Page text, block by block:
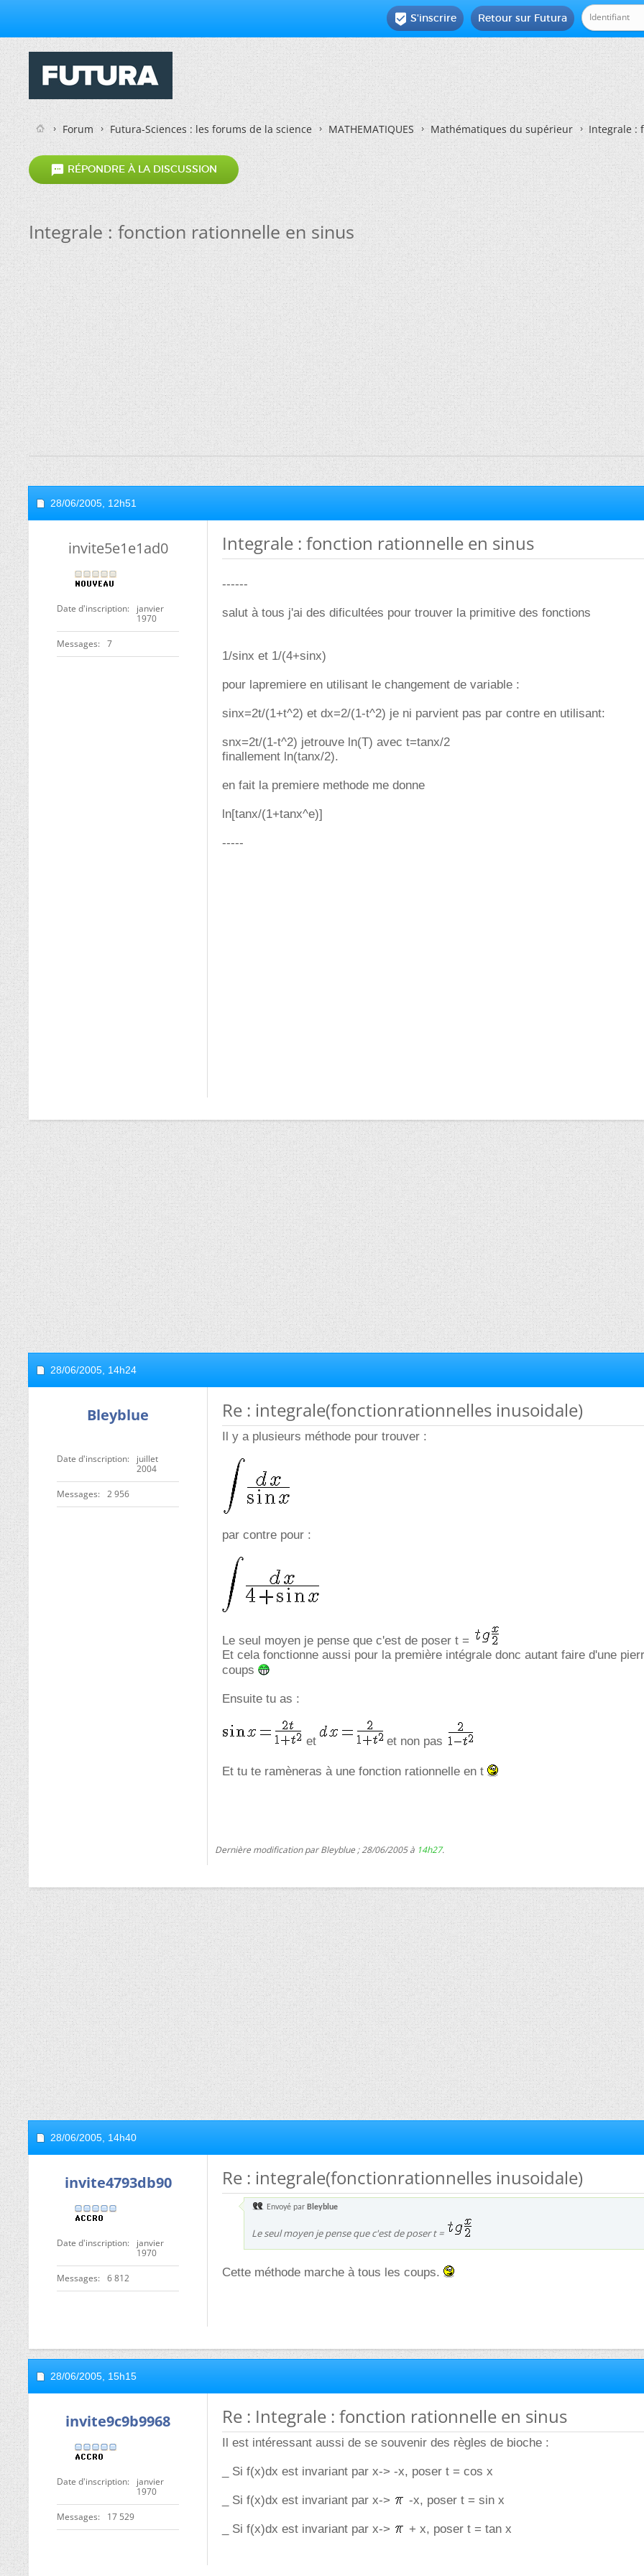
Retour sur Futura
 S'inscrire
Forum Futura-Sciences : les forums de la science MATHEMATIQUES Mathématiques du supérieur Integrale :
 RÉPONDRE À LA DISCUSSION
Integrale : fonction rationnelle en sinus
28/06/2005, 12h51
invite5e1e1ad0
Date d'inscription
janvier
1970
Messages 7
Integrale : fonction rationnelle en sinus
------
salut à tous j'ai des dificultées pour trouver la primitive des fonctions
1/sinx et 1/(4+sinx)
pour lapremiere en utilisant le changement de variable :
sinx=2t/(1+t^2) et dx=2/(1-t^2) je ni parvient pas par contre en utilisant:
snx=2t/(1-t^2) jetrouve ln(T) avec t=tanx/2
finallement ln(tanx/2).
en fait la premiere methode me donne
ln[tanx/(1+tanx^e)]
-----
28/06/2005, 14h24
Bleyblue
Date d'inscription
juillet
2004
Messages 2 956
Re : integrale(fonctionrationnelles inusoidale)
Il y a plusieurs méthode pour trouver :
par contre pour :
Le seul moyen je pense que c'est de poser t =
Et cela fonctionne aussi pour la première intégrale donc autant faire d'une
coups
Ensuite tu as :
et et non pas
Et tu te ramèneras à une fonction rationnelle en t
Dernière modification par Bleyblue ; 28/06/2005 à 14h27.
28/06/2005, 14h40
invite4793db90
Date d'inscription
janvier
1970
Messages 6 812
Re : integrale(fonctionrationnelles inusoidale)
Envoyé par Bleyblue
Le seul moyen je pense que c'est de poser t =
Cette méthode marche à tous les coups.
28/06/2005, 15h15
invite9c9b9968
Date d'inscription
janvier
1970
Messages 17 529
Re : Integrale : fonction rationnelle en sinus
Il est intéressant aussi de se souvenir des règles de bioche :
_ Si f(x)dx est invariant par x-> -x, poser t = cos x
_ Si f(x)dx est invariant par x-> -x, poser t = sin x
_ Si f(x)dx est invariant par x-> + x, poser t = tan x